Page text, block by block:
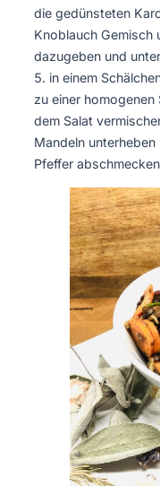
die gedünsteten
Knoblauch Gemisch
dazugeben und
in einem
zu einer
dem Salat
Mandeln
Pfeffer